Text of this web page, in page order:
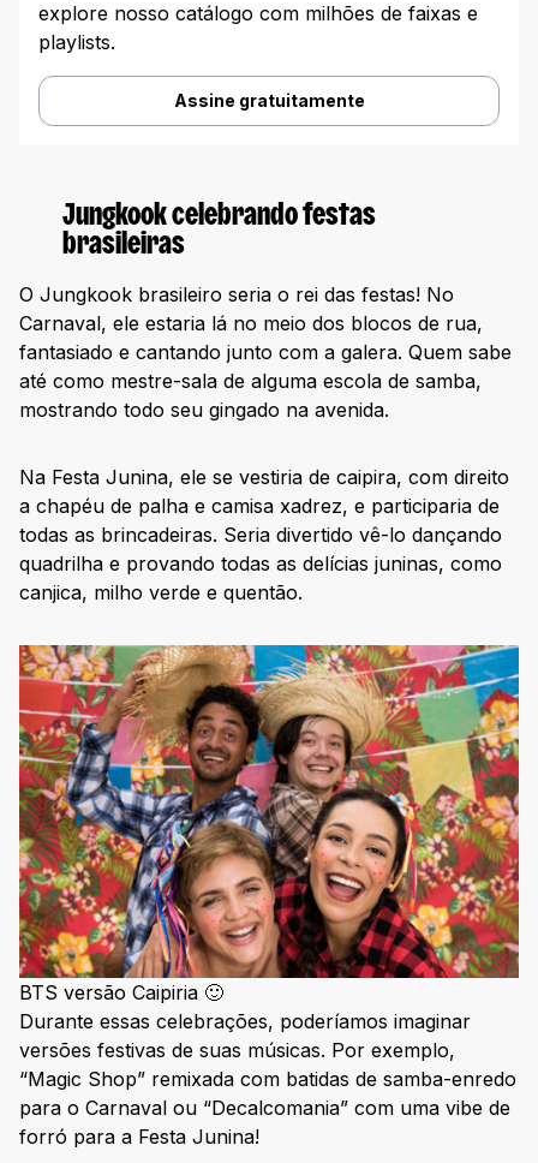
explore nosso catálogo com milhões de faixas e
playlists.
Assine gratuitamente
Jungkook celebrando festas
brasileiras
O Jungkook brasileiro seria o rei das festas! No
Carnaval, ele estaria lá no meio dos blocos de rua,
fantasiado e cantando junto com a galera. Quem sabe
até como mestre-sala de alguma escola de samba,
mostrando todo seu gingado na avenida.
Na Festa Junina, ele se vestiria de caipira, com direito
a chapéu de palha e camisa xadrez, e participaria de
todas as brincadeiras. Seria divertido vê-lo dançando
quadrilha e provando todas as delícias juninas, como
canjica, milho verde e quentão.
BTS versão Caipiria 🙂
Durante essas celebrações, poderíamos imaginar
versões festivas de suas músicas. Por exemplo,
“Magic Shop” remixada com batidas de samba-enredo
para o Carnaval ou “Decalcomania” com uma vibe de
forró para a Festa Junina!